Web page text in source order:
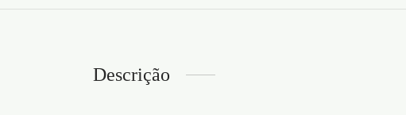
Descrição